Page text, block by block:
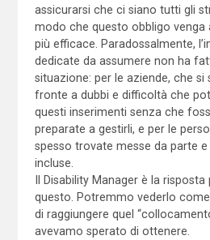
assicurarsi che ci siano tutti gli
modo che questo obbligo venga
più efficace. Paradossalmente,
dedicate da assumere non ha
situazione: per le aziende, che si
fronte a dubbi e difficoltà che
questi inserimenti senza che
preparate a gestirli, e per le
spesso trovate messe da parte
incluse.
Il Disability Manager è la
questo. Potremmo vederlo
di raggiungere quel
avevamo sperato di ottenere.